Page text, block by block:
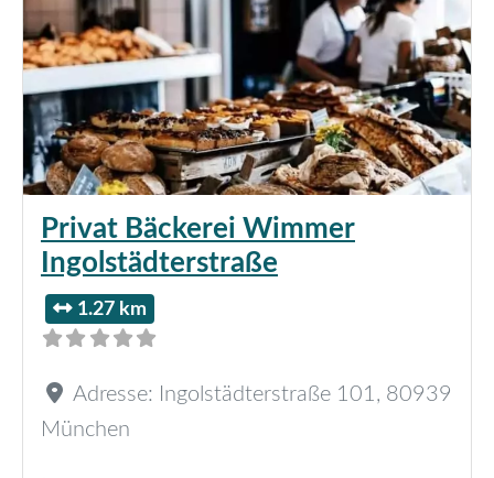
Privat Bäckerei Wimmer
Ingolstädterstraße
1.27 km
Adresse: Ingolstädterstraße 101 , 80939
München